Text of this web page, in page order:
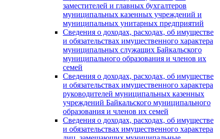
заместителей и главных бухгалтеров
муниципальных казенных учреждений и
муниципальных унитарных предприятий
Сведения о доходах, расходах, об имуществе
и обязательствах имущественного характера
муниципальных служащих Байкальского
муниципального образования и членов их
семей
Сведения о доходах, расходах, об имуществе
и обязательствах имущественного характера
руководителей муниципальных казенных
учреждений Байкальского муниципального
образования и членов их семей
Сведения о доходах, расходах, об имуществе
и обязательствах имущественного характера